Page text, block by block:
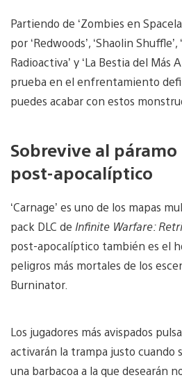
Partiendo de ‘Zombies en
por ‘Redwoods’, ‘Shaolin
Radioactiva’ y ‘La Bestia del Más
prueba en el enfrentamiento
puedes acabar con estos
Sobrevive al páramo
post-apocalíptico
‘Carnage’ es uno de los mapas
pack DLC de Infinite Warfare:
post-apocalíptico también es el
peligros más mortales de los
Burninator.
Los jugadores más avispados
activarán la trampa justo cuando
una barbacoa a la que desearán